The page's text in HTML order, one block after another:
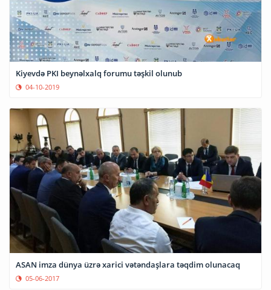
Kiyevdə PKI beynəlxalq forumu təşkil olunub
04-10-2019
ASAN imza dünya üzrə xarici vətəndaşlara təqdim olunacaq
05-06-2017